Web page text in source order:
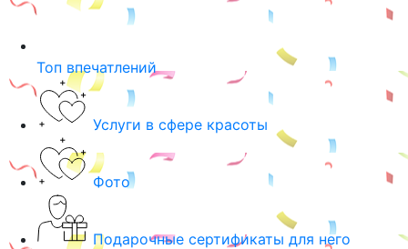
Топ впечатлений
Услуги в сфере красоты
Фото
Подарочные сертификаты для него